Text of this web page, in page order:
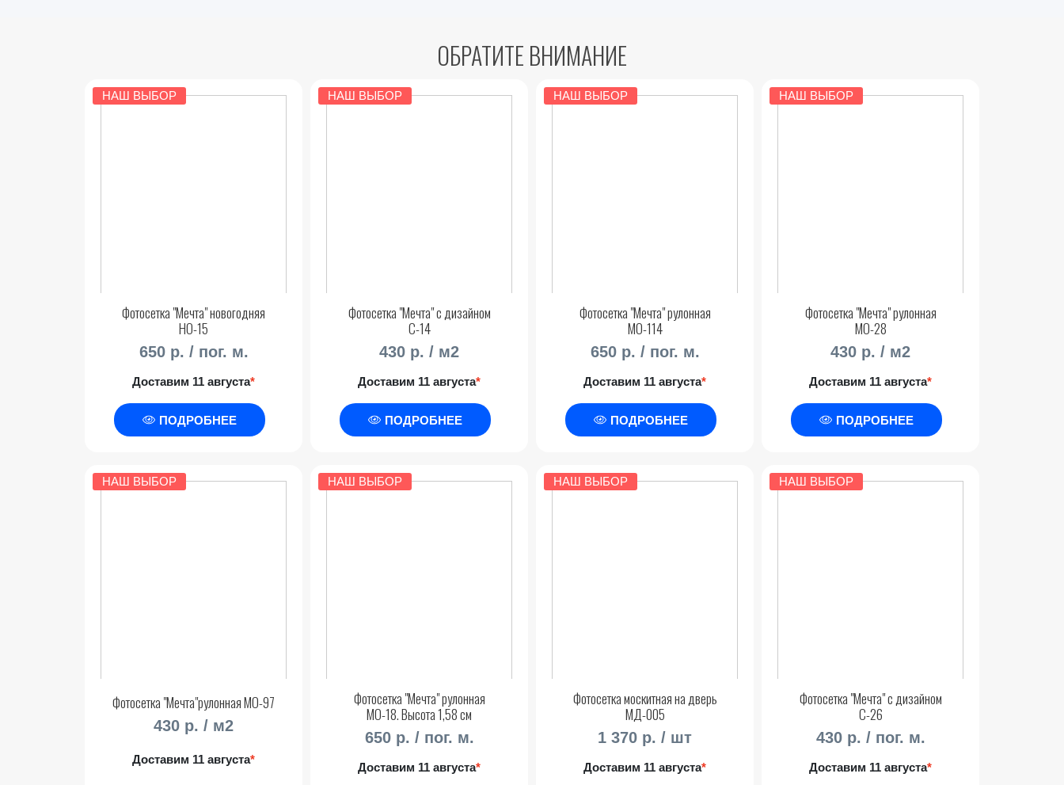
ОБРАТИТЕ ВНИМАНИЕ
НАШ ВЫБОР
Фотосетка "Мечта" новогодняя
НО-15
650 р. / пог. м.
Доставим 11 августа*
ПОДРОБНЕЕ
НАШ ВЫБОР
Фотосетка "Мечта" с дизайном
С-14
430 р. / м2
Доставим 11 августа*
ПОДРОБНЕЕ
НАШ ВЫБОР
Фотосетка "Мечта" рулонная
МО-114
650 р. / пог. м.
Доставим 11 августа*
ПОДРОБНЕЕ
НАШ ВЫБОР
Фотосетка "Мечта" рулонная
МО-28
430 р. / м2
Доставим 11 августа*
ПОДРОБНЕЕ
НАШ ВЫБОР
Фотосетка "Мечта"рулонная МО-97
430 р. / м2
Доставим 11 августа*
НАШ ВЫБОР
Фотосетка "Мечта" рулонная
МО-18. Высота 1,58 см
650 р. / пог. м.
Доставим 11 августа*
НАШ ВЫБОР
Фотосетка москитная на дверь
МД-005
1 370 р. / шт
Доставим 11 августа*
НАШ ВЫБОР
Фотосетка "Мечта" с дизайном
С-26
430 р. / пог. м.
Доставим 11 августа*